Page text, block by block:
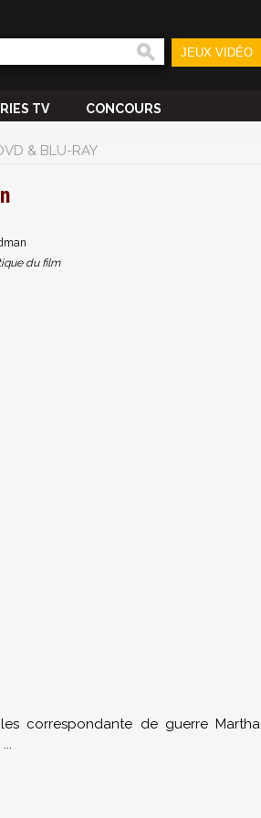
JEUX VIDÉO
TV CONCOURS
& BLU-RAY
du film
correspondante de guerre Martha
...